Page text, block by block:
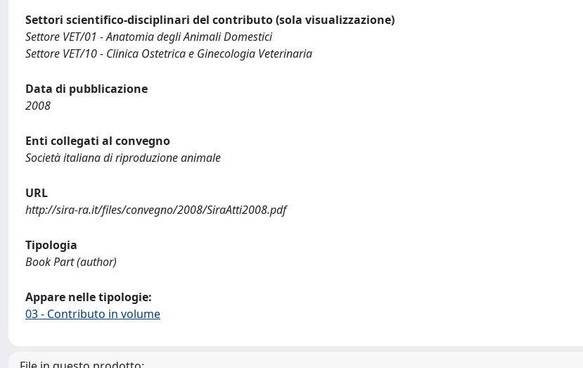
Settori scientifico-disciplinari del contributo (sola visualizzazione)
Settore VET/01 - Anatomia degli Animali Domestici
Settore VET/10 - Clinica Ostetrica e Ginecologia Veterinaria
Data di pubblicazione
2008
Enti collegati al convegno
Società italiana di riproduzione animale
URL
http://sira-ra.it/files/convegno/2008/SiraAtti2008.pdf
Tipologia
Book Part (author)
Appare nelle tipologie:
03 - Contributo in volume